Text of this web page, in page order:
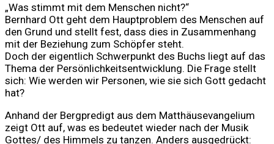
„Was stimmt mit dem Menschen nicht?“
Bernhard Ott geht dem Hauptproblem des Menschen auf
den Grund und stellt fest, dass dies in Zusammenhang
mit der Beziehung zum Schöpfer steht.
Doch der eigentlich Schwerpunkt des Buchs liegt auf das
Thema der Persönlichkeitsentwicklung. Die Frage stellt
sich: Wie werden wir Personen, wie sie sich Gott gedacht
hat?
Anhand der Bergpredigt aus dem Matthäusevangelium
zeigt Ott auf, was es bedeutet wieder nach der Musik
Gottes/ des Himmels zu tanzen. Anders ausgedrückt: